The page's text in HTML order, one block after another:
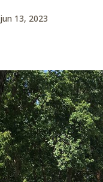
jun 13, 2023